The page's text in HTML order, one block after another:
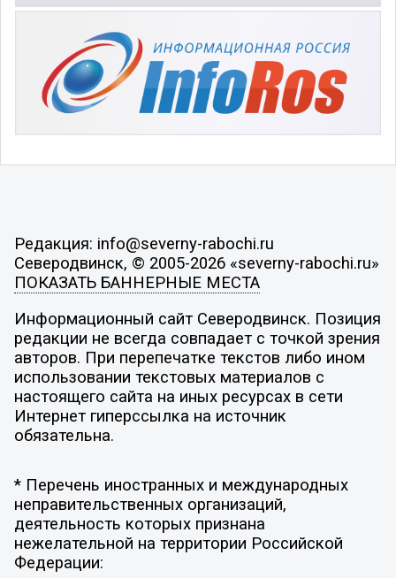
Редакция: info@severny-rabochi.ru
Северодвинск, © 2005-2026 «severny-rabochi.ru»
ПОКАЗАТЬ БАННЕРНЫЕ МЕСТА
Информационный сайт Северодвинск. Позиция
редакции не всегда совпадает с точкой зрения
авторов. При перепечатке текстов либо ином
использовании текстовых материалов с
настоящего сайта на иных ресурсах в сети
Интернет гиперссылка на источник
обязательна.
* Перечень иностранных и международных
неправительственных организаций,
деятельность которых признана
нежелательной на территории Российской
Федерации: